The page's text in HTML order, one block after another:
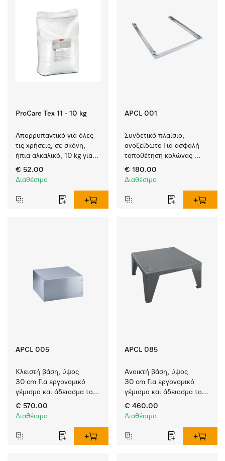
ProCare Tex 11 - 10 kg
Απορρυπαντικό για όλες
τις χρήσεις, σε σκόνη,
ήπια αλκαλικό, 10 kg για
πλύση λευκών και
χρωματιστών ειδών.
€ 52.00
Διαθέσιμο
APCL 001
Συνδετικό πλαίσιο,
ανοξείδωτο Για ασφαλή
τοποθέτηση κολώνας
πλυντηρίου-
στεγνωτηρίου.
€ 180.00
Διαθέσιμο
APCL 005
Κλειστή βάση, ύψος
30 cm Για εργονομικό
γέμισμα και άδειασμα του
πλυντηρίου ρούχων και
του στεγνωτηρίου.
€ 570.00
Διαθέσιμο
APCL 085
Ανοικτή βάση, ύψος
30 cm Για εργονομικό
γέμισμα και άδειασμα του
πλυντηρίου ρούχων και
του στεγνωτηρίου.
€ 460.00
Διαθέσιμο